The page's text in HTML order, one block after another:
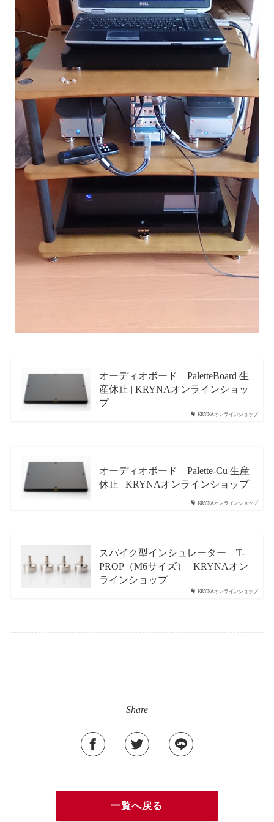
KRYNAオンラインショップ
オーディオボード PaletteBoard 生
産休止 | KRYNAオンラインショッ
プ
KRYNAオンラインショップ
オーディオボード Palette-Cu 生産
休止 | KRYNAオンラインショップ
KRYNAオンラインショップ
スパイク型インシュレーター T-
PROP（M6サイズ） | KRYNAオン
ラインショップ
Share
一覧へ戻る